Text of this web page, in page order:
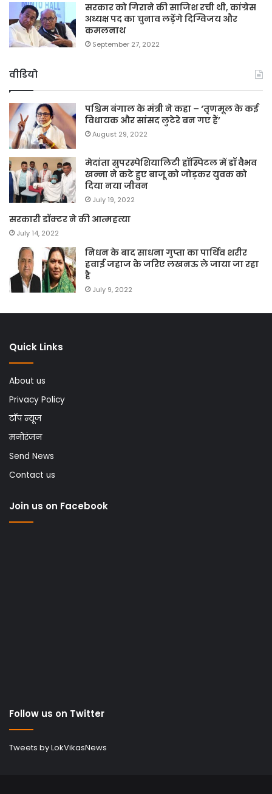
सरकार को गिराने की साजिश रची थी, कांग्रेस
अध्यक्ष पद का चुनाव लड़ेंगे दिग्विजय और
कमलनाथ
September 27, 2022
वीडियो
पश्चिम बंगाल के मंत्री ने कहा – ‘तृणमूल के कई
विधायक और सांसद लुटेरे बन गए हैं’
August 29, 2022
मेदांता सुपरस्पेशियालिटी हॉस्पिटल में डॉ वैभव
खन्ना ने कटे हुए बाजू को जोड़कर युवक को
दिया नया जीवन
July 19, 2022
सरकारी डॉक्टर ने की आत्महत्या
July 14, 2022
निधन के बाद साधना गुप्ता का पार्थिव शरीर
हवाई जहाज के जरिए लखनऊ ले जाया जा रहा
है
July 9, 2022
Quick Links
About us
Privacy Policy
टॉप न्यूज
मनोरंजन
Send News
Contact us
Join us on Facebook
Follow us on Twitter
Tweets by LokVikasNews